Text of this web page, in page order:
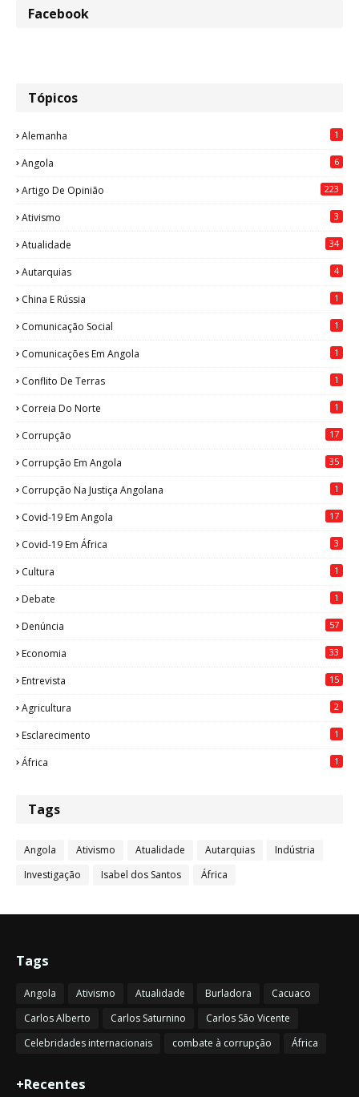
Facebook
Tópicos
Alemanha 1
Angola 6
Artigo De Opinião 223
Ativismo 3
Atualidade 34
Autarquias 4
China E Rússia 1
Comunicação Social 1
Comunicações Em Angola 1
Conflito De Terras 1
Correia Do Norte 1
Corrupção 17
Corrupção Em Angola 35
Corrupção Na Justiça Angolana 1
Covid-19 Em Angola 17
Covid-19 Em África 3
Cultura 1
Debate 1
Denúncia 57
Economia 33
Entrevista 15
Agricultura 2
Esclarecimento 1
África 1
Tags
Angola Ativismo Atualidade Autarquias
Indústria
Investigação
Isabel dos Santos África
Tags
Angola Ativismo Atualidade Burladora
Cacuaco
Carlos Alberto
Carlos Saturnino
Carlos São Vicente
Celebridades internacionais
combate à corrupção África
+Recentes